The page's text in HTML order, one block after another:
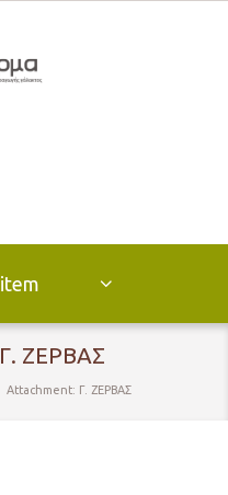
ΖΕΡΒΑΣ
Attachment: Γ. ΖΕΡΒΑΣ